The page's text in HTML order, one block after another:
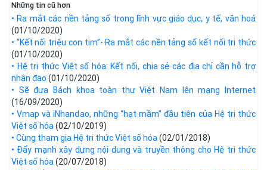
Những tin cũ hơn
• Ra mắt các nền tảng số trong lĩnh vực giáo dục, y tế, văn hoá​
(01/10/2020)
• “Kết nối triệu con tim”- Ra mắt các nền tảng số kết nối tri thức
(01/10/2020)
• Hệ tri thức Việt số hóa: Kết nối, chia sẻ các địa chỉ cần hỗ trợ
nhân đạo (01/10/2020)
• Sẽ đưa Bách khoa toàn thư Việt Nam lên mạng Internet
(16/09/2020)
• Vmap và iNhandao, những “hạt mầm” đầu tiên của Hệ tri thức
Việt số hóa(02/10/2019)
• Cùng tham gia Hệ tri thức Việt số hóa(02/01/2018)
• Đẩy mạnh xây dựng nội dung và truyền thông cho Hệ tri thức
Việt số hóa(20/07/2018)